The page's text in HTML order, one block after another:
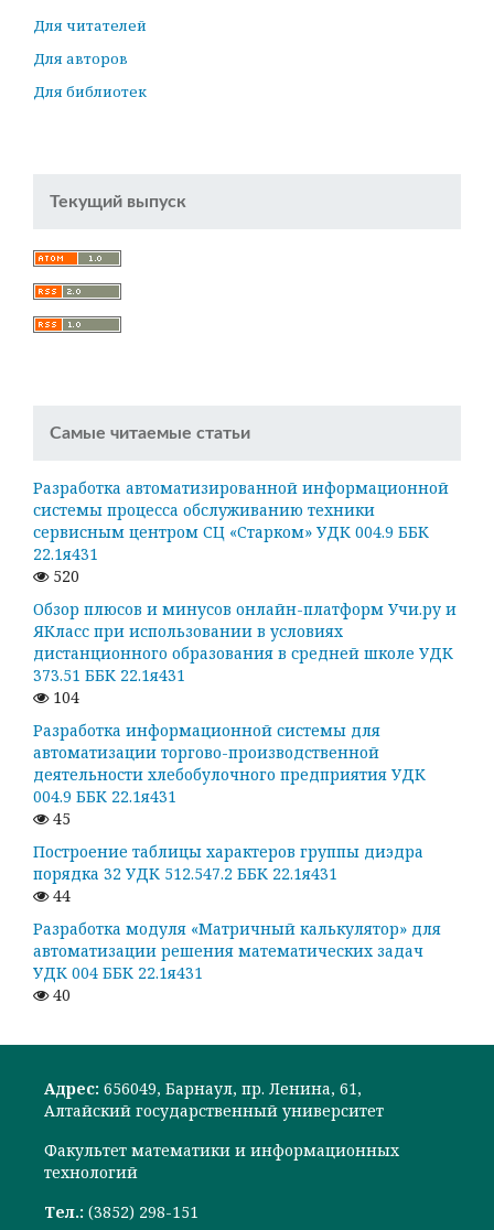
Для читателей
Для авторов
Для библиотек
Текущий выпуск
Самые читаемые статьи
Разработка автоматизированной информационной
системы процесса обслуживанию техники
сервисным центром СЦ «Старком» УДК 004.9 ББК
22.1я431
520
Обзор плюсов и минусов онлайн-платформ Учи.ру и
ЯКласс при использовании в условиях
дистанционного образования в средней школе УДК
373.51 ББК 22.1я431
104
Разработка информационной системы для
автоматизации торгово-производственной
деятельности хлебобулочного предприятия УДК
004.9 ББК 22.1я431
45
Построение таблицы характеров группы диэдра
порядка 32 УДК 512.547.2 ББК 22.1я431
44
Разработка модуля «Матричный калькулятор» для
автоматизации решения математических задач
УДК 004 ББК 22.1я431
40
Адрес: 656049, Барнаул, пр. Ленина, 61,
Алтайский государственный университет
Факультет математики и информационных
технологий
Тел.: (3852) 298-151